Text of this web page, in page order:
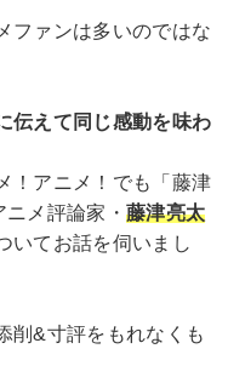
ファンは多いのではな
伝えて同じ感動を味わ
！アニメ！でも「藤津
ニメ評論家・藤津亮太
いてお話を伺いまし
削&寸評をもれなくも